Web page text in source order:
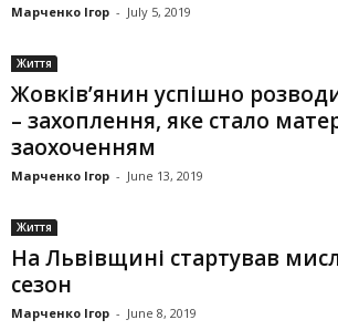
Марченко Ігор - July 5, 2019
Життя
Жовків’янин успішно
– захоплення, яке стало
заохоченням
Марченко Ігор - June 13, 2019
Життя
На Львівщині стартував
сезон
Марченко Ігор - June 8, 2019